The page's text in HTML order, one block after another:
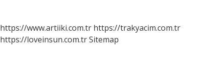
https://www.artiiki.com.tr https://trakyacim.com.tr
https://loveinsun.com.trSitemap